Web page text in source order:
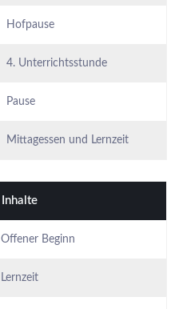
Hofpause
4. Unterrichtsstunde
Pause
Mittagessen und Lernzeit
Inhalte
Offener Beginn
Lernzeit